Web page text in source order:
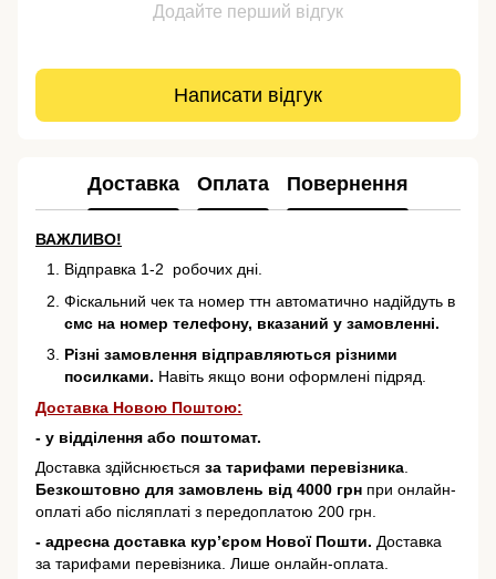
Додайте перший відгук
Написати відгук
Доставка Оплата Повернення
ВАЖЛИВО!
Відправка 1-2 робочих дні.
Фіскальний чек та номер ттн автоматично надійдуть в
смс на номер телефону, вказаний у замовленні.
Різні замовлення відправляються різними
посилками. Навіть якщо вони оформлені підряд.
Доставка Новою Поштою:
- у відділення або поштомат.
Доставка здійснюється за тарифами перевізника.
Безкоштовно для замовлень від 4000 грн при онлайн-
оплаті або післяплаті з передоплатою 200 грн.
- адресна доставка кур’єром Нової Пошти. Доставка
за тарифами перевізника. Лише онлайн-оплата.